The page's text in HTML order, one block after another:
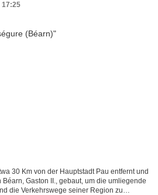
17:25
30 Km von der Hauptstadt Pau entfernt und
Gaston II., gebaut, um die umliegende
die Verkehrswege seiner Region zu